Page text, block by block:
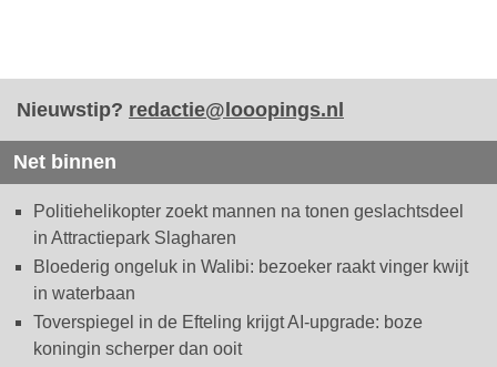
Nieuwstip? redactie@looopings.nl
Net binnen
Politiehelikopter zoekt mannen na tonen geslachtsdeel
in Attractiepark Slagharen
Bloederig ongeluk in Walibi: bezoeker raakt vinger kwijt
in waterbaan
Toverspiegel in de Efteling krijgt AI-upgrade: boze
koningin scherper dan ooit